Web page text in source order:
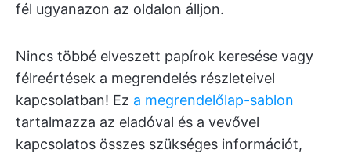
fél ugyanazon az oldalon álljon.
Nincs többé elveszett papírok keresése vagy
félreértések a megrendelés részleteivel
kapcsolatban! Ez a megrendelőlap-sablon
tartalmazza az eladóval és a vevővel
kapcsolatos összes szükséges információt,